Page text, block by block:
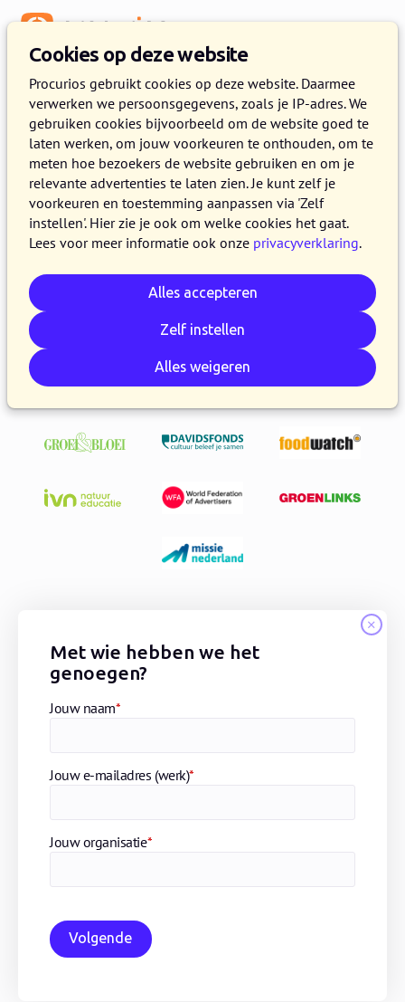
Cookies op deze website
Procurios gebruikt cookies op deze website. Daarmee
verwerken we persoonsgegevens, zoals je IP-adres. We
gebruiken cookies bijvoorbeeld om de website goed te
laten werken, om jouw voorkeuren te onthouden, om te
meten hoe bezoekers de website gebruiken en om je
relevante advertenties te laten zien. Je kunt zelf je
voorkeuren en toestemming aanpassen via 'Zelf
instellen'. Hier zie je ook om welke cookies het gaat.
Lees voor meer informatie ook onze privacyverklaring.
Alles accepteren
Zelf instellen
Alles weigeren
Een demo op maat voor jouw
organisatie
Wil je weten of het Procurios Platform bij jouw
organisatie past? Maak vrijblijvend kennis
tijdens een (live of online) demo. Vul het
formulier in en we nemen snel contact met je
op om een afspraak te plannen.
Ruim 300 klanten gingen je voor, waaronder:
Met wie hebben we het
genoegen?
Jouw naam*
Jouw e-mailadres (werk)*
Jouw organisatie*
Volgende